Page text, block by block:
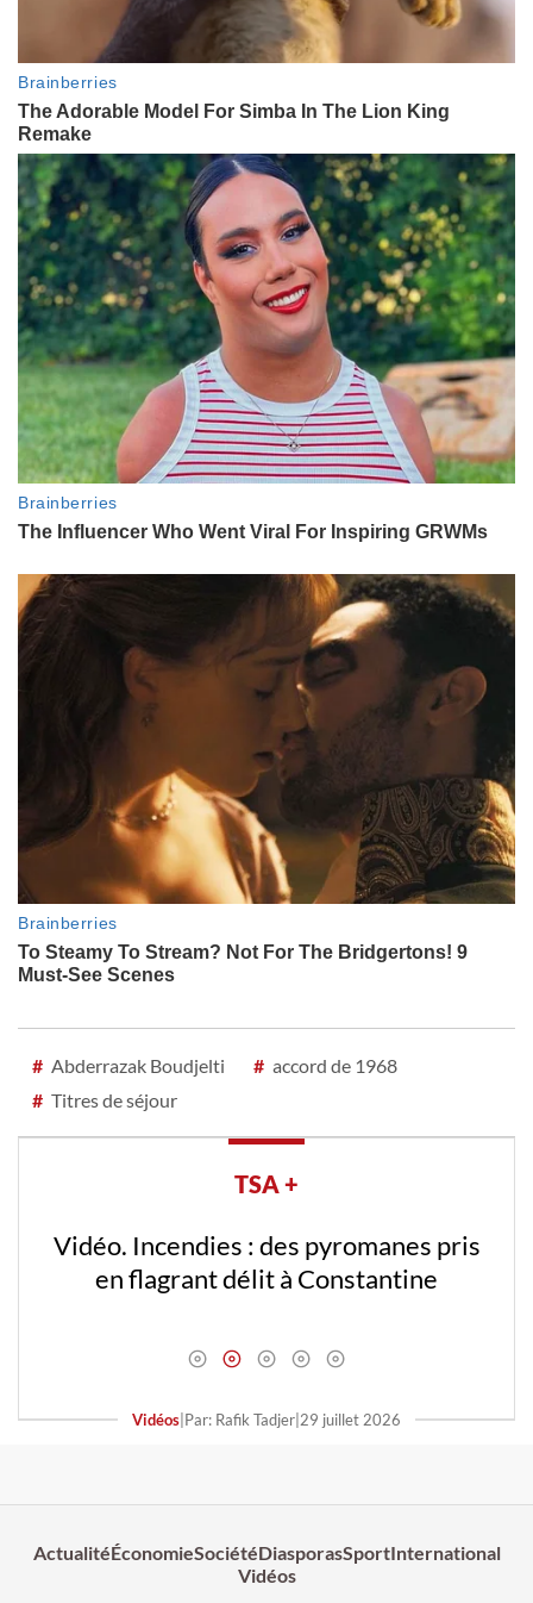
# Abderrazak Boudjelti # accord de 1968
# Titres de séjour
TSA +
Vidéo. Incendies : des pyromanes pris
en flagrant délit à Constantine
Vidéos Par: Rafik Tadjer 29 juillet 2026
ActualitéÉconomieSociétéDiasporasSportInternational
Vidéos